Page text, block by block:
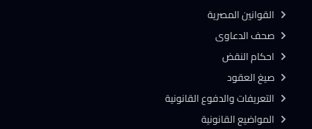
القوانين المصرية
صحف الدعاوى
احكام النقض
صيغ العقود
التعريفات والدفوع القانونية
المواضيع القانونية